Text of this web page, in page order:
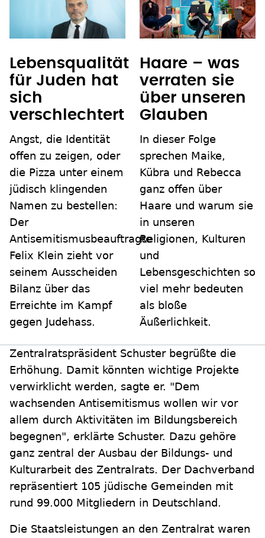
Lebensqualität
für Juden hat
sich
verschlechtert
Angst, die Identität
offen zu zeigen, oder
die Pizza unter einem
jüdisch klingenden
Namen zu bestellen:
Der
Antisemitismusbeauftragte
Felix Klein zieht vor
seinem Ausscheiden
Bilanz über das
Erreichte im Kampf
gegen Judehass.
Haare – was
verraten sie
über unseren
Glauben
In dieser Folge
sprechen Maike,
Kübra und Rebecca
ganz offen über
Haare und warum sie
in unseren
Religionen, Kulturen
und
Lebensgeschichten so
viel mehr bedeuten
als bloße
Äußerlichkeit.
Zentralratspräsident Schuster begrüßte die
Erhöhung. Damit könnten wichtige Projekte
verwirklicht werden, sagte er. "Dem
wachsenden Antisemitismus wollen wir vor
allem durch Aktivitäten im Bildungsbereich
begegnen", erklärte Schuster. Dazu gehöre
ganz zentral der Ausbau der Bildungs- und
Kulturarbeit des Zentralrats. Der Dachverband
repräsentiert 105 jüdische Gemeinden mit
rund 99.000 Mitgliedern in Deutschland.
Die Staatsleistungen an den Zentralrat waren